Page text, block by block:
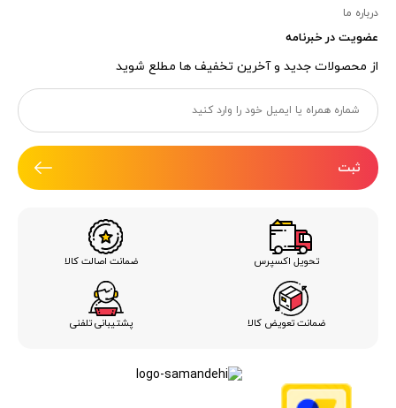
درباره ما
عضویت در خبرنامه
از محصولات جدید و آخرین تخفیف ها مطلع شوید
ثبت
تحویل اکسپرس ضمانت اصالت کالا
ضمانت تعویض کالا پشتیبانی تلفنی